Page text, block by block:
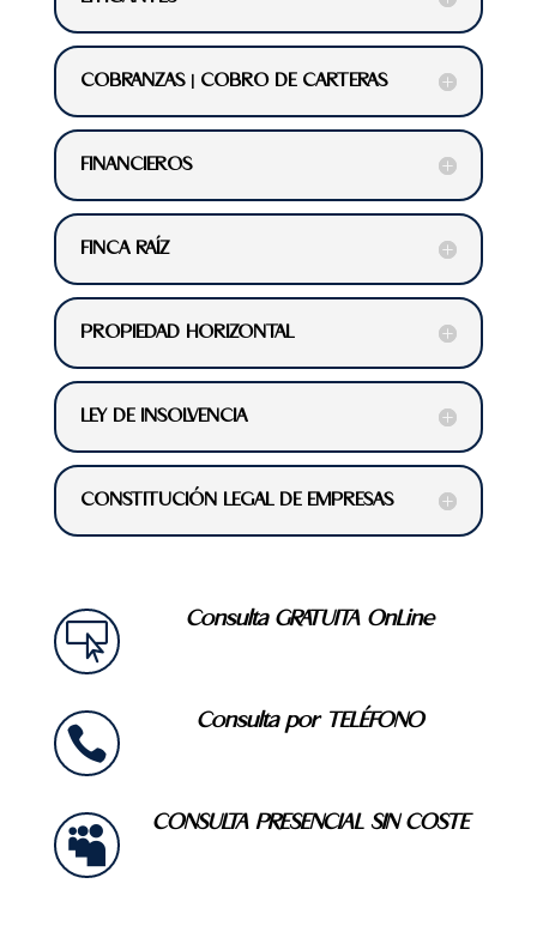
COBRANZAS | COBRO DE CARTERAS
FINANCIEROS
FINCA RAÍZ
PROPIEDAD HORIZONTAL
LEY DE INSOLVENCIA
CONSTITUCIÓN LEGAL DE EMPRESAS

Consulta GRATUITA OnLine

Consulta por TELÉFONO

CONSULTA PRESENCIAL SIN COSTE